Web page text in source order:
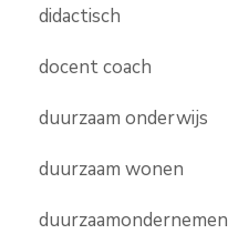
didactisch
docent coach
duurzaam onderwijs
duurzaam wonen
duurzaamondernemen